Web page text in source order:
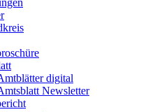
digital
Newsletter